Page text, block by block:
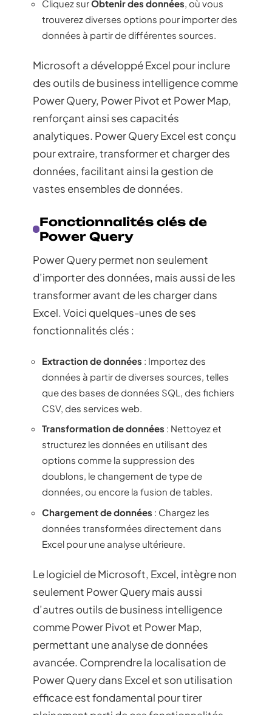
Cliquez surObtenir des données , où vous
trouverez diverses options pour importer des
données à partir de différentes sources.
Microsoft a développé Excel pour inclure
des outils de business intelligence comme
Power Query, Power Pivot et Power Map,
renforçant ainsi ses capacités
analytiques. Power Query Excel est conçu
pour extraire, transformer et charger des
données, facilitant ainsi la gestion de
vastes ensembles de données.
Fonctionnalités clés de
Power Query
Power Query permet non seulement
d’importer des données, mais aussi de les
transformer avant de les charger dans
Excel. Voici quelques-unes de ses
fonctionnalités clés :
Extraction de données : Importez des
données à partir de diverses sources, telles
que des bases de données SQL, des fichiers
CSV, des services web.
Transformation de données : Nettoyez et
structurez les données en utilisant des
options comme la suppression des
doublons, le changement de type de
données, ou encore la fusion de tables.
Chargement de données : Chargez les
données transformées directement dans
Excel pour une analyse ultérieure.
Le logiciel de Microsoft, Excel, intègre non
seulement Power Query mais aussi
d’autres outils de business intelligence
comme Power Pivot et Power Map,
permettant une analyse de données
avancée. Comprendre la localisation de
Power Query dans Excel et son utilisation
efficace est fondamental pour tirer